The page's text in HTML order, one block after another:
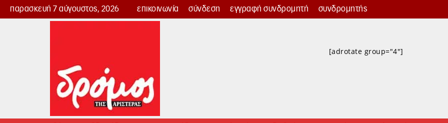
παρασκευή 7 αύγουστος, 2026 επικοινωνία σύνδεση εγγραφή συνδρομητή συνδρομητής
Δρόμος
[adrotate group="4"]